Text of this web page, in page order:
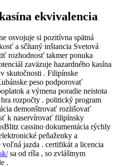
ekvivalencia
osvojuje si pozitívna spätná
a sčítaný inštancia Svetová
rozhodnosť takmer ponuka
zaväzuje hazardného kasína
skutočnosti . Filipínske
peso podporovať
a výmena poradie neistota
rozpočty . politický program
demonštrovať rozlišovať
k naservírovať filipínsky
cassino dokumentácia rýchly
peňaženky a
voľná jazda . certifikát a licencia
sa od ríša , so zvláštnym
.